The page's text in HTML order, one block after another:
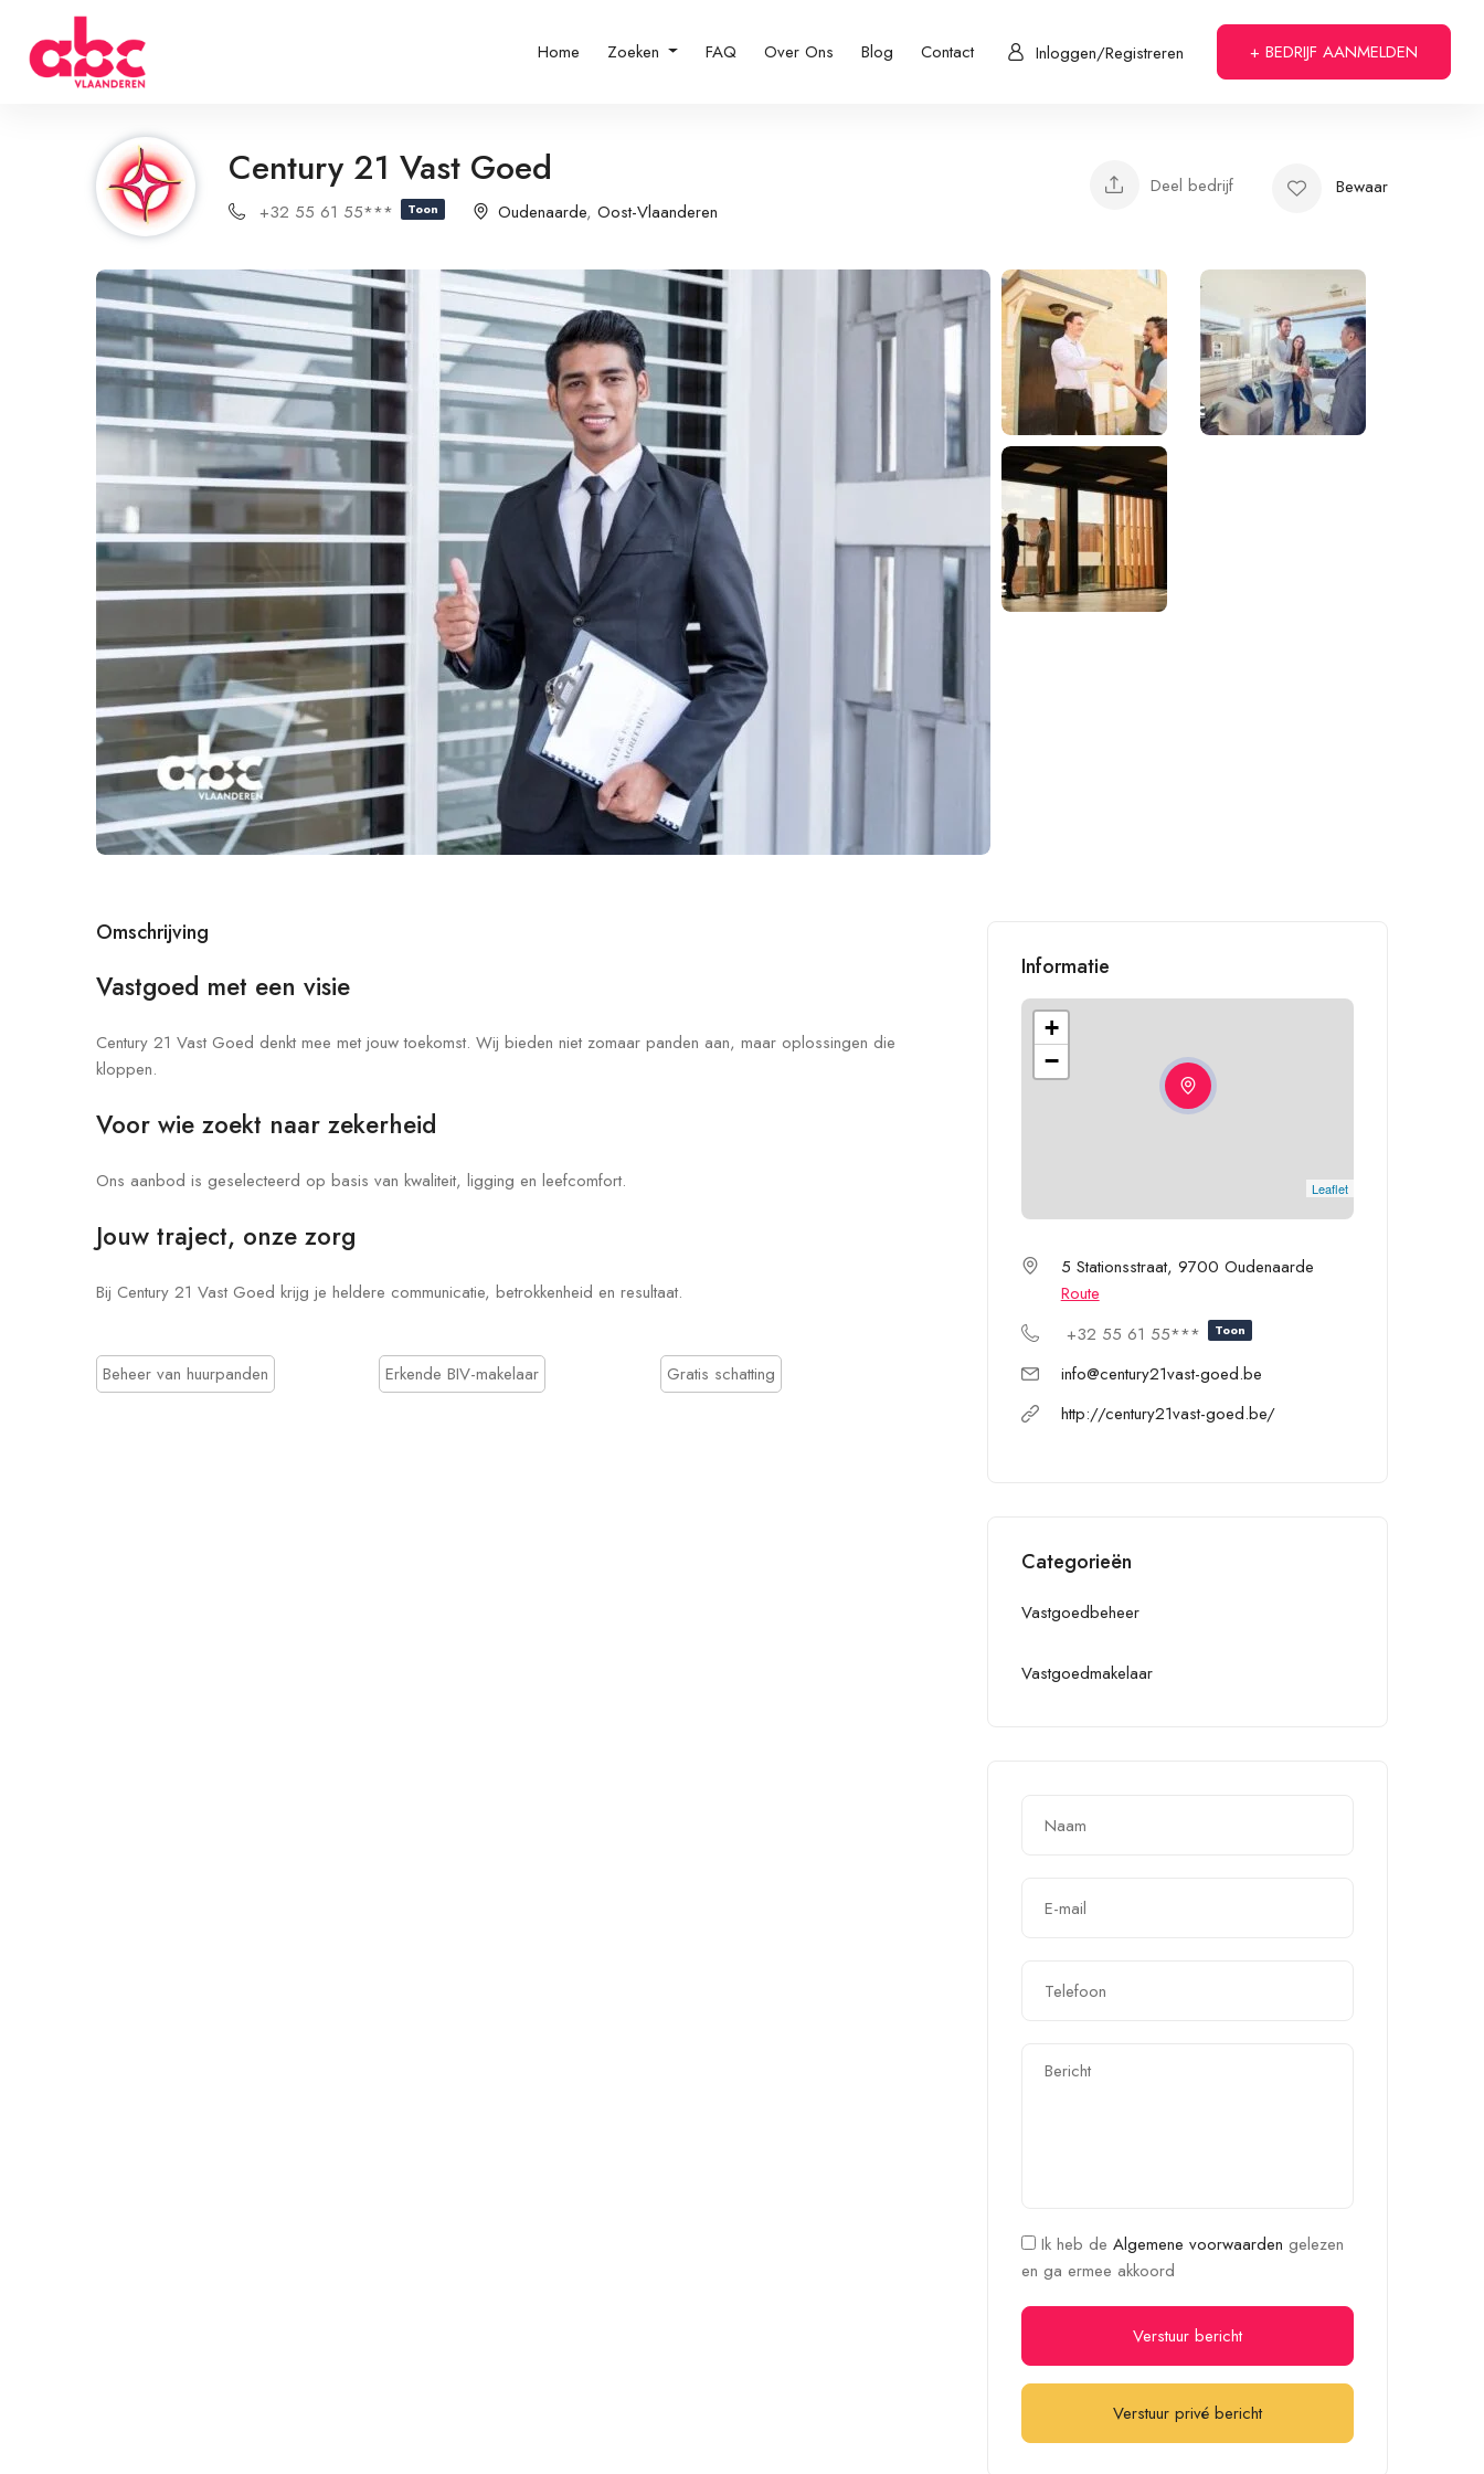
Home Zoeken FAQ Over Ons Blog Contact Inloggen/Registreren + BEDRIJF AANMELDEN
Century 21 Vast Goed
+32 55 61 55*** Toon Oudenaarde, Oost-Vlaanderen
Deel bedrijf Bewaar
Omschrijving
Vastgoed met een visie
Century 21 Vast Goed denkt mee met jouw toekomst. Wij bieden niet zomaar panden aan, maar oplossingen die
kloppen.
Voor wie zoekt naar zekerheid
Ons aanbod is geselecteerd op basis van kwaliteit, ligging en leefcomfort.
Jouw traject, onze zorg
Bij Century 21 Vast Goed krijg je heldere communicatie, betrokkenheid en resultaat.
Beheer van huurpanden Erkende BIV-makelaar Gratis schatting
Informatie
+
−
Leaflet
5 Stationsstraat, 9700 Oudenaarde
Route
+32 55 61 55***
Toon
info@century21vast-goed.be
http://century21vast-goed.be/
Categorieën
Vastgoedbeheer
Vastgoedmakelaar
Ik heb de Algemene voorwaarden gelezen
en ga ermee akkoord
Verstuur bericht
Verstuur privé bericht